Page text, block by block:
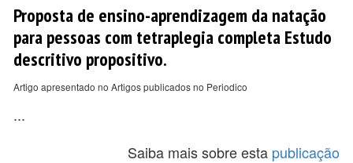
Proposta de ensino-aprendizagem da natação
para pessoas com tetraplegia completa Estudo
descritivo propositivo.
Artigo apresentado no Artigos publicados no Periodico
...
Saiba mais sobre esta publicação